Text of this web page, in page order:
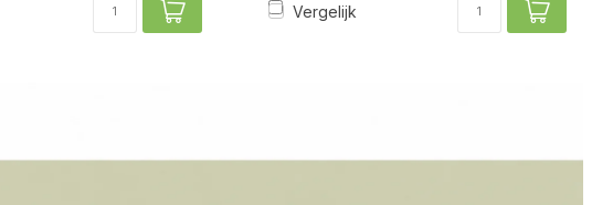
Vergelijk